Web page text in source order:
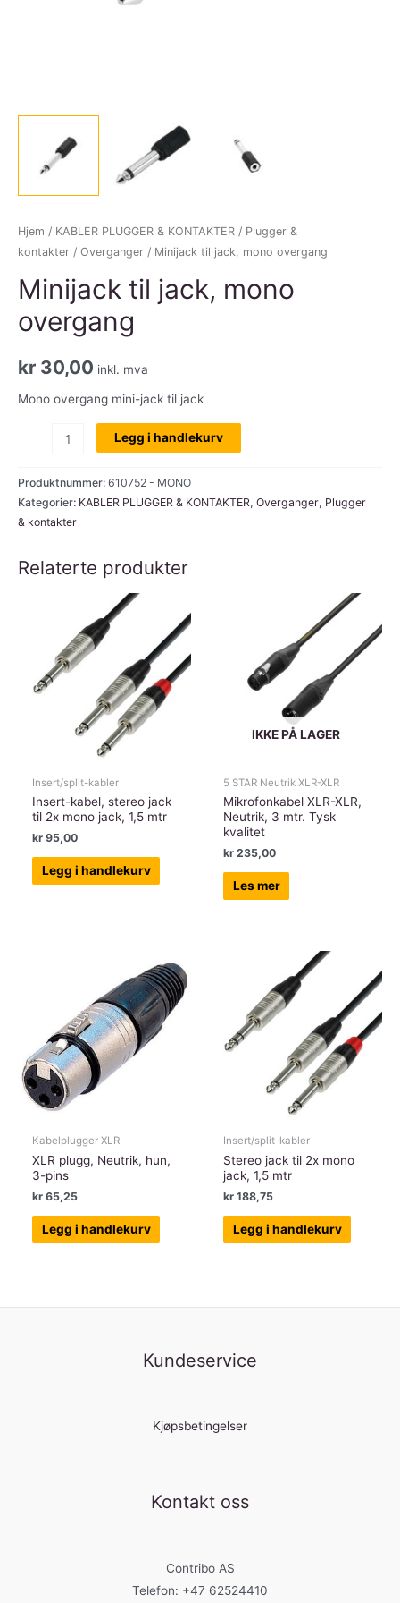
Hjem / KABLER PLUGGER & KONTAKTER / Plugger &
kontakter / Overganger / Minijack til jack, mono overgang
Minijack til jack, mono
overgang
kr 30,00 inkl. mva
Mono overgang mini-jack til jack
jack,
mono
overgang
Legg i handlekurv
Produktnummer: 610752 - MONO
Kategorier: KABLER PLUGGER & KONTAKTER, Overganger, Plugger
& kontakter
Relaterte produkter
Insert/split-kabler
Insert-kabel, stereo jack
til 2x mono jack, 1,5 mtr
kr 95,00
Legg i handlekurv
IKKE PÅ LAGER
5 STAR Neutrik XLR-XLR
Mikrofonkabel XLR-XLR,
Neutrik, 3 mtr. Tysk
kvalitet
kr 235,00
Les mer
Kabelplugger XLR
XLR plugg, Neutrik, hun,
3-pins
kr 65,25
Legg i handlekurv
Insert/split-kabler
Stereo jack til 2x mono
jack, 1,5 mtr
kr 188,75
Legg i handlekurv
Kundeservice
Kjøpsbetingelser
Kontakt oss
Contribo AS
Telefon: +47 62524410